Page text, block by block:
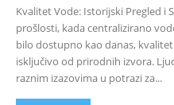
Kvalitet Vode: Istorijski Pregled i
prošlosti, kada centralizirano
bilo dostupno kao danas,
isključivo od prirodnih izvora.
raznim izazovima u potrazi za...